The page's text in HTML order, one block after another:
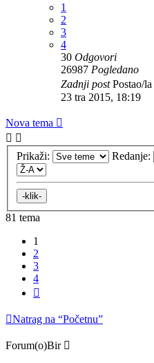
1
2
3
4
30 Odgovori
26987 Pogledano
Zadnji postPostao/la
23 tra 2015, 18:19
Nova tema
Prikaži: Redanje:
81 tema
1
2
3
4
Natrag na “Početnu”
Forum(o)Bir